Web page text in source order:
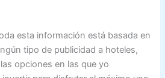
esta información está basada en
tipo de publicidad a hoteles,
opciones en las que yo